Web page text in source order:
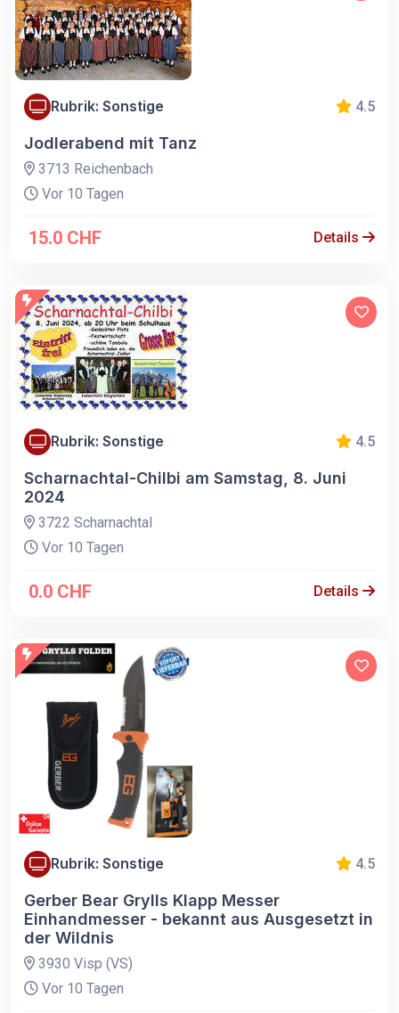
Rubrik: Sonstige 4.5
Jodlerabend mit Tanz
3713 Reichenbach
Vor 10 Tagen
15.0 CHF Details
Rubrik: Sonstige 4.5
Scharnachtal-Chilbi am Samstag, 8. Juni
2024
3722 Scharnachtal
Vor 10 Tagen
0.0 CHF Details
Rubrik: Sonstige 4.5
Gerber Bear Grylls Klapp Messer
Einhandmesser - bekannt aus Ausgesetzt in
der Wildnis
3930 Visp (VS)
Vor 10 Tagen